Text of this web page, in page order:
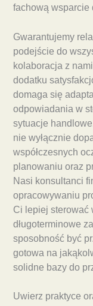
fachową wsparcie
Gwarantujemy
podejście do
kolaboracja z
dodatku
domaga się
odpowiadania w
sytuacje
nie wyłącznie
współczesnych
planowaniu oraz
Nasi konsultanci
opracowywaniu
Ci lepiej sterować
długoterminowe
sposobność być
gotowa na
solidne bazy do
Uwierz praktyce